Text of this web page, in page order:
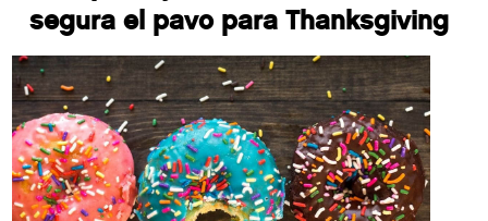
segura el pavo para Thanksgiving